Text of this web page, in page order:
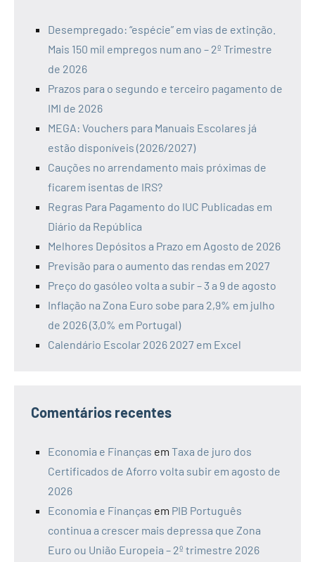
Desempregado: “espécie” em vias de extinção.
Mais 150 mil empregos num ano – 2º Trimestre
de 2026
Prazos para o segundo e terceiro pagamento de
IMI de 2026
MEGA: Vouchers para Manuais Escolares já
estão disponíveis (2026/2027)
Cauções no arrendamento mais próximas de
ficarem isentas de IRS?
Regras Para Pagamento do IUC Publicadas em
Diário da República
Melhores Depósitos a Prazo em Agosto de 2026
Previsão para o aumento das rendas em 2027
Preço do gasóleo volta a subir – 3 a 9 de agosto
Inflação na Zona Euro sobe para 2,9% em julho
de 2026 (3,0% em Portugal)
Calendário Escolar 2026 2027 em Excel
Comentários recentes
Economia e Finanças em Taxa de juro dos
Certificados de Aforro volta subir em agosto de
2026
Economia e Finanças em PIB Português
continua a crescer mais depressa que Zona
Euro ou União Europeia – 2º trimestre 2026